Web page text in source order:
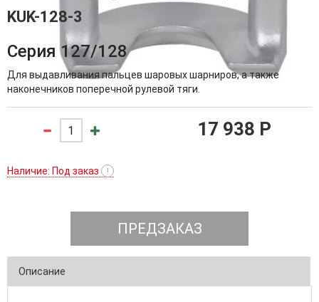
KUK-128-3
Серия 127/128
Для выдавливания пальцев шаровых шарниров, а также
наконечников поперечной рулевой тяги.
17 938 P
Наличие: Под заказ !
ПРЕДЗАКАЗ
Описание